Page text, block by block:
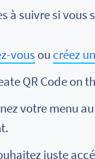
à suivre si vous
vous ou créez
QR Code on
votre menu
juste